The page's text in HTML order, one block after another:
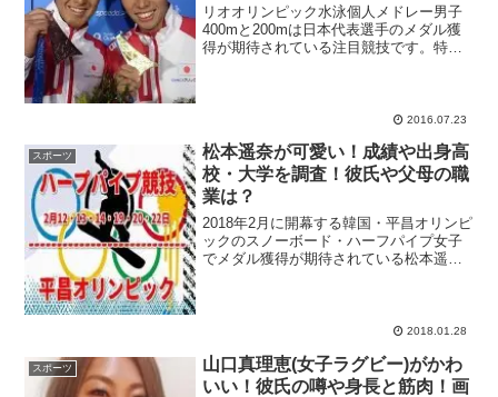
リオオリンピック水泳個人メドレー男子
400mと200mは日本代表選手のメダル獲
得が期待されている注目競技です。特に
2016.07.23
スポーツ
松本遥奈が可愛い！成績や出身高
校・大学を調査！彼氏や父母の職
業は？
2018年2月に開幕する韓国・平昌オリンピ
ックのスノーボード・ハーフパイプ女子
でメダル獲得が期待されている松本遥奈
2018.01.28
スポーツ
山口真理恵(女子ラグビー)がかわ
いい！彼氏の噂や身長と筋肉！画